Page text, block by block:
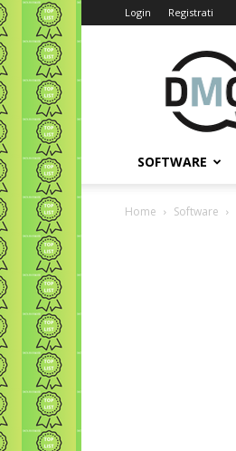
Login Registrati
SOFTWARE
Home Software